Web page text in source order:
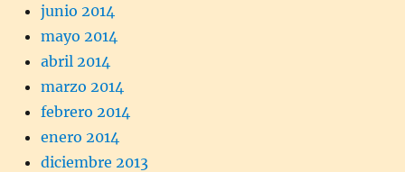
junio 2014
mayo 2014
abril 2014
marzo 2014
febrero 2014
enero 2014
diciembre 2013